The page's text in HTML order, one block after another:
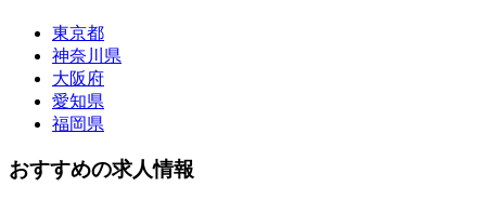
東京都
神奈川県
大阪府
愛知県
福岡県
おすすめの求人情報